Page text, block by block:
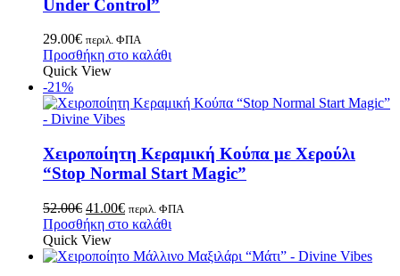
Under Control”
29.00€ περιλ. ΦΠΑ
Προσθήκη στο καλάθι
Quick View
-21%
Χειροποίητη Κεραμική Κούπα με Χερούλι
“Stop Normal Start Magic”
52.00€ 41.00€ περιλ. ΦΠΑ
Προσθήκη στο καλάθι
Quick View